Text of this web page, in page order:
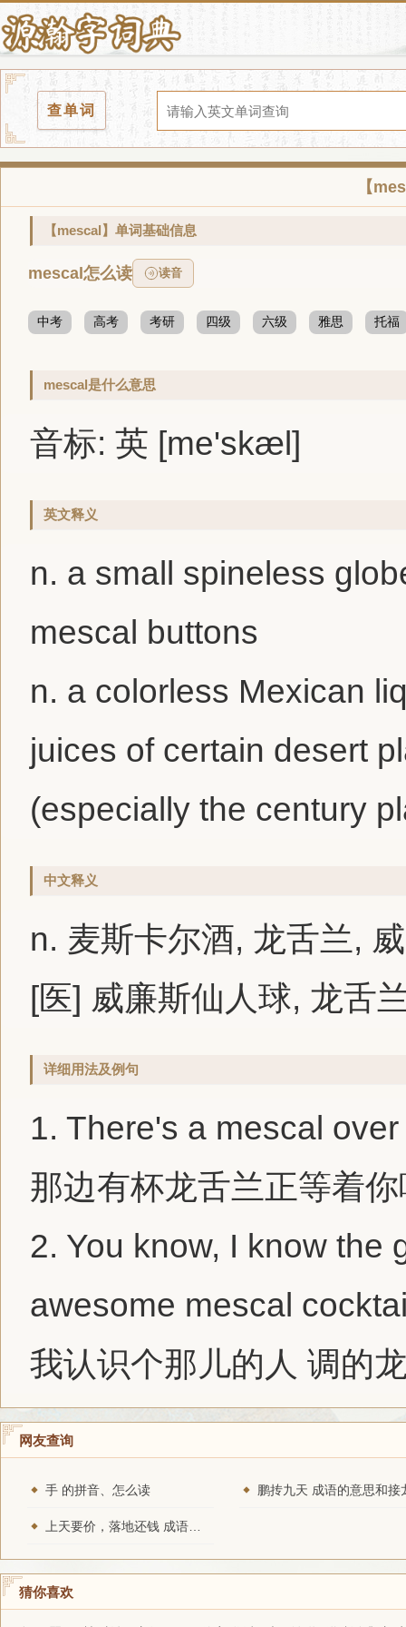
查单词
【
【mescal】单词基础信息
mescal怎么读 读音
中考 高考 考研 四级 六级 雅思 托福
mescal是什么意思
音标: 英 [me'skæl]
英文释义
n. a small spineless
mescal buttons
n. a colorless Mexican
juices of certain desert
(especially the century
中文释义
n. 麦斯卡尔酒, 龙舌兰,
[医] 威廉斯仙人球, 龙舌
详细用法及例句
1. There's a mescal
那边有杯龙舌兰正等着
2. You know, I know the
awesome mescal
我认识个那儿的人 调的
网友查询
手 的拼音、怎么读 鹏抟九天 成语的意思和接
猜你喜欢